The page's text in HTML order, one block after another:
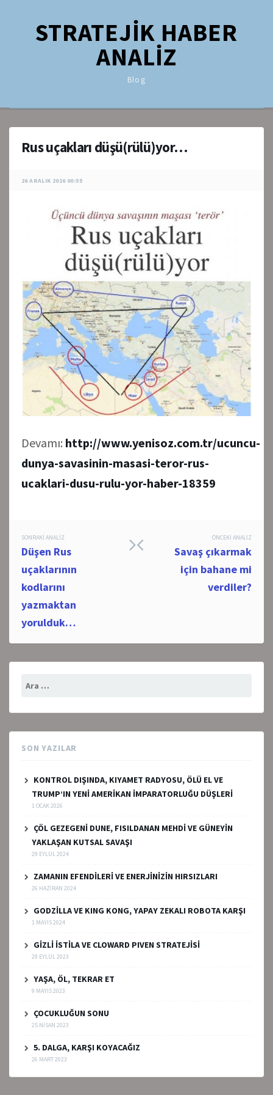
STRATEJİK HABER
ANALİZ
Blog
Rus uçakları düşü(rülü)yor…
26 ARALIK 2016 00:55
Devamı: http://www.yenisoz.com.tr/ucuncu-
dunya-savasinin-masasi-teror-rus-
ucaklari-dusu-rulu-yor-haber-18359
Post
navigation
ÖNCEKI ANALIZ
Savaş çıkarmak
için bahane mi
verdiler?
SONRAKI ANALIZ
Düşen Rus
uçaklarının
kodlarını
yazmaktan
yorulduk…
SON YAZILAR
KONTROL DIŞINDA, KIYAMET RADYOSU, ÖLÜ EL VE
TRUMP’IN YENİ AMERİKAN İMPARATORLUĞU DÜŞLERİ
1 OCAK 2026
ÇÖL GEZEGENİ DUNE, FISILDANAN MEHDİ VE GÜNEYİN
YAKLAŞAN KUTSAL SAVAŞI
29 EYLÜL 2024
ZAMANIN EFENDİLERİ VE ENERJİNİZİN HIRSIZLARI
26 HAZIRAN 2024
GODZİLLA VE KING KONG, YAPAY ZEKALI ROBOTA KARŞI
1 MAYIS 2024
GİZLİ İSTİLA VE CLOWARD PIVEN STRATEJİSİ
29 EYLÜL 2023
YAŞA, ÖL, TEKRAR ET
9 MAYIS 2023
ÇOCUKLUĞUN SONU
25 NISAN 2023
5. DALGA, KARŞI KOYACAĞIZ
26 MART 2023